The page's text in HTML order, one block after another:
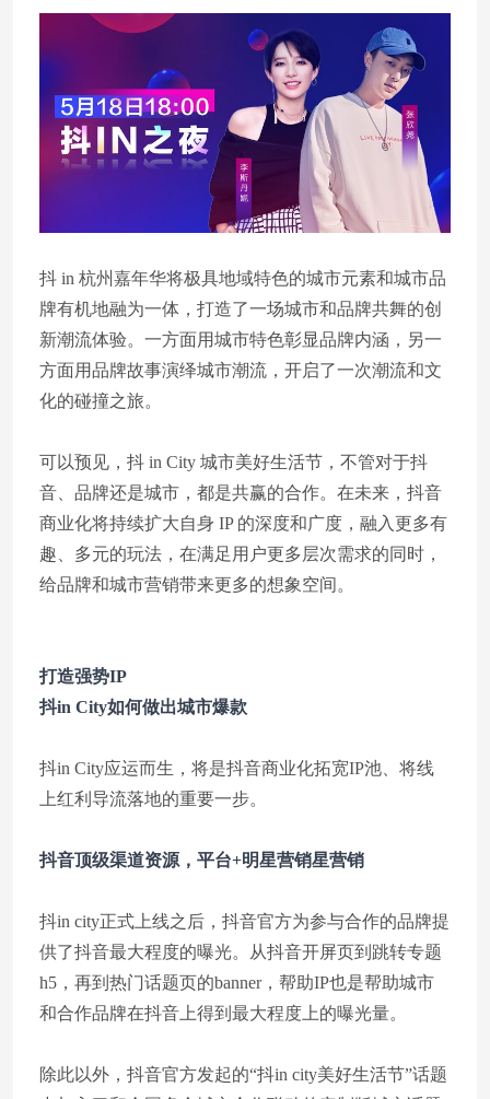
抖 in 杭州嘉年华将极具地域特色的城市元素和城市品
牌有机地融为一体，打造了一场城市和品牌共舞的创
新潮流体验。一方面用城市特色彰显品牌内涵，另一
方面用品牌故事演绎城市潮流，开启了一次潮流和文
化的碰撞之旅。
可以预见，抖 in City 城市美好生活节，不管对于抖
音、品牌还是城市，都是共赢的合作。在未来，抖音
商业化将持续扩大自身 IP 的深度和广度，融入更多有
趣、多元的玩法，在满足用户更多层次需求的同时，
给品牌和城市营销带来更多的想象空间。
打造强势IP
抖in City如何做出城市爆款
抖in City应运而生，将是抖音商业化拓宽IP池、将线
上红利导流落地的重要一步。
抖音顶级渠道资源，平台+明星营销星营销
抖in city正式上线之后，抖音官方为参与合作的品牌提
供了抖音最大程度的曝光。从抖音开屏页到跳转专题
h5，再到热门话题页的banner，帮助IP也是帮助城市
和合作品牌在抖音上得到最大程度上的曝光量。
除此以外，抖音官方发起的“抖in city美好生活节”话题